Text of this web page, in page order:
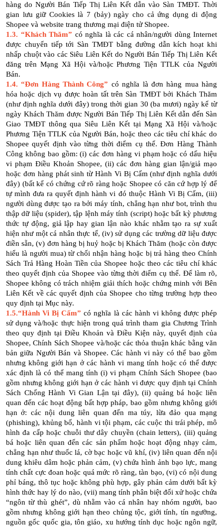
hàng do Người Bán Tiếp Thị Liên Kết dẫn vào Sàn TMĐT. Thời
gian lưu giữ Cookies là 7 (bảy) ngày cho cả ứng dụng di động
Shopee và website trang thương mại điện tử Shopee.
1.3. “Khách Thăm” có nghĩa là các cá nhân/người dùng Internet
được chuyển tiếp tới Sàn TMĐT bằng đường dẫn kích hoạt khi
nhấp chuột vào các Siêu Liên Kết do Người Bán Tiếp Thị Liên Kết
đăng trên Mạng Xã Hội và/hoặc Phương Tiện TTLK của Người
Bán.
1.4. “Đơn Hàng Thành Công” có nghĩa là đơn hàng mua hàng
hóa hoặc dịch vụ được hoàn tất trên Sàn TMĐT bởi Khách Thăm
(như định nghĩa dưới đây) trong thời gian 30 (ba mươi) ngày kể từ
ngày Khách Thăm được Người Bán Tiếp Thị Liên Kết dẫn đến Sàn
Giao TMĐT thông qua Siêu Liên Kết tại Mạng Xã Hội và/hoặc
Phương Tiện TTLK của Người Bán, hoặc theo các tiêu chí khác do
Shopee quyết định vào từng thời điểm cụ thể. Đơn Hàng Thành
Công không bao gồm: (i) các đơn hàng vi phạm hoặc có dấu hiệu
vi phạm Điều Khoản Shopee, (ii) các đơn hàng gian lận/giả mạo
hoặc đơn hàng phát sinh từ Hành Vi Bị Cấm (như định nghĩa dưới
đây) (bất kể có chứng cứ rõ ràng hoặc Shopee có căn cứ hợp lý để
tự mình đưa ra quyết định hành vi đó thuộc Hành Vi Bị Cấm, (iii)
người dùng được tạo ra bởi máy tính, chẳng hạn như bot, trình thu
thập dữ liệu (spider), tập lệnh máy tính (script) hoặc bất kỳ phương
thức tự động, giả lập hay gian lận nào khác nhằm tạo ra sự xuất
hiện như một cá nhân thực tế, (iv) sử dụng các trường dữ liệu được
điền sẵn, (v) đơn hàng bị huỷ hoặc bị Khách Thăm (hoặc còn được
hiểu là người mua) từ chối nhận hàng hoặc bị trả hàng theo Chính
Sách Trả Hàng Hoàn Tiền của Shopee hoặc theo các tiêu chí khác
theo quyết định của Shopee vào từng thời điểm cụ thể. Để làm rõ,
Shopee không có trách nhiệm giải thích hoặc chứng minh với Bên
Liên Kết về các quyết định của Shopee cho từng trường hợp theo
quy định tại Mục này.
1.5.“Hành Vi Bị Cấm” có nghĩa là các hành vi không được phép
sử dụng và/hoặc thực hiện trong quá trình tham gia Chương Trình
theo quy định tại Điều Khoản và Điều Kiện này, quyết định của
Shopee, Chính Sách Shopee và/hoặc các thỏa thuận khác bằng văn
bản giữa Người Bán và Shopee. Các hành vi này có thể bao gồm
nhưng không giới hạn ở các hành vi mang tính hoặc có thể được
xác định là có thể mang tính (i) vi phạm Chính Sách Shopee (bao
gồm nhưng không giới hạn ở các hành vi được quy định tại Chính
Sách Chống Hành Vi Gian Lận tại đây), (ii) quảng bá hoặc liên
quan đến các hoạt động bất hợp pháp, bao gồm nhưng không giới
hạn ở: các nội dung liên quan đến ma túy, lừa đảo qua mạng
(phishing), khủng bố, hành vi tội phạm, các cuộc thi trái phép, mô
hình đa cấp hoặc chuỗi thư dây chuyền (chain letters), (iii) quảng
bá hoặc liên quan đến các sản phẩm hoặc hoạt động nhạy cảm,
chẳng hạn như thuốc lá, cờ bạc hoặc vũ khí, (iv) liên quan đến nội
dung khiêu dâm hoặc phản cảm, (v) chứa hình ảnh bạo lực, mang
tính chất cực đoan hoặc quá mức rõ ràng, tàn bạo, (vi) có nội dung
phỉ báng, thô tục hoặc không phù hợp, gây phản cảm dưới bất kỳ
hình thức hay lý do nào, (vii) mang tính phân biệt đối xử hoặc chứa
“ngôn từ thù ghét”, dù nhằm vào cá nhân hay nhóm người, bao
gồm nhưng không giới hạn theo chủng tộc, giới tính, tín ngưỡng,
nguồn gốc quốc gia, tôn giáo, xu hướng tính dục hoặc ngôn ngữ,